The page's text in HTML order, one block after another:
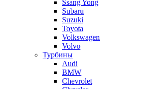
Ssang Yong
Subaru
Suzuki
Toyota
Volkswagen
Volvo
Турбины
Audi
BMW
Chevrolet